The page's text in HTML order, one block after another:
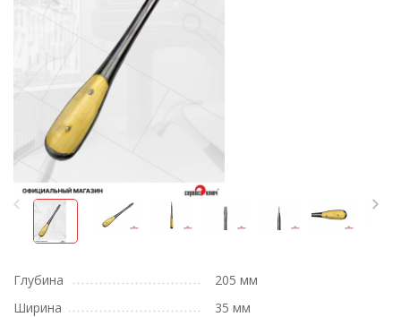
Глубина
205 мм
Ширина
35 мм